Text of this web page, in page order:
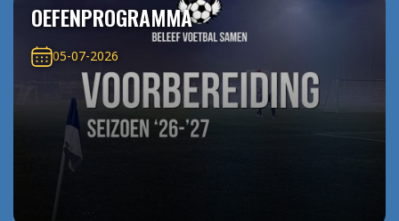
OEFENPROGRAMMA
05-07-2026